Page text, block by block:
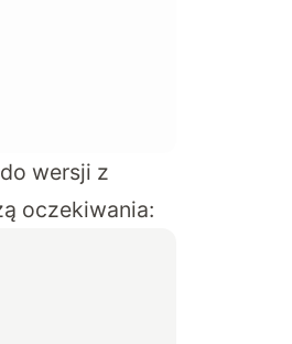
wersji z
oczekiwania: